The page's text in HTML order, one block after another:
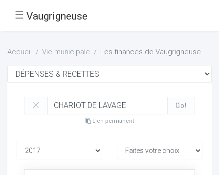
☰ Vaugrigneuse
Accueil Vie municipale Les finances de Vaugrigneuse
Go!
Lien permanent